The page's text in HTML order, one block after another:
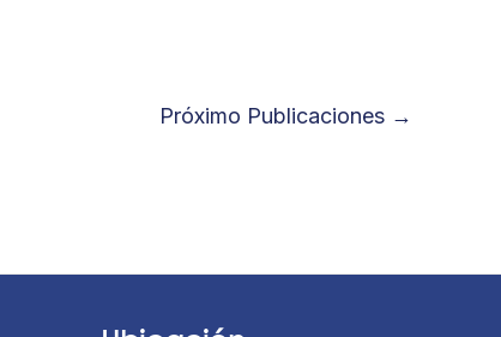
Próximo Publicaciones →